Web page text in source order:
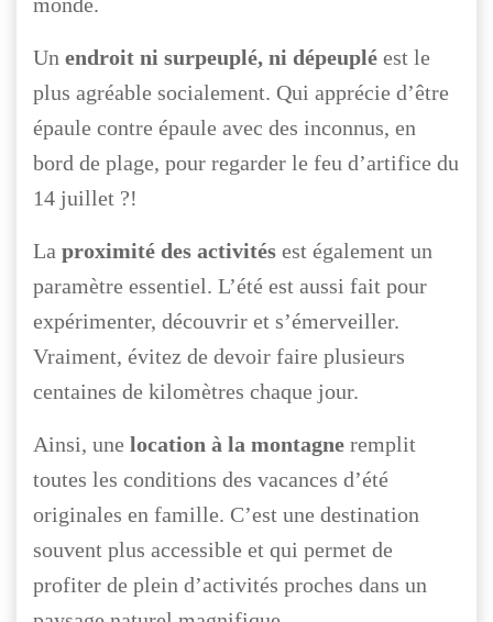
Un endroit ni surpeuplé, ni dépeuplé est le
plus agréable socialement. Qui apprécie d’être
épaule contre épaule avec des inconnus, en
bord de plage, pour regarder le feu d’artifice du
14 juillet ?!
La proximité des activités est également un
paramètre essentiel. L’été est aussi fait pour
expérimenter, découvrir et s’émerveiller.
Vraiment, évitez de devoir faire plusieurs
centaines de kilomètres chaque jour.
Ainsi, une location à la montagne remplit
toutes les conditions des vacances d’été
originales en famille. C’est une destination
souvent plus accessible et qui permet de
profiter de plein d’activités proches dans un